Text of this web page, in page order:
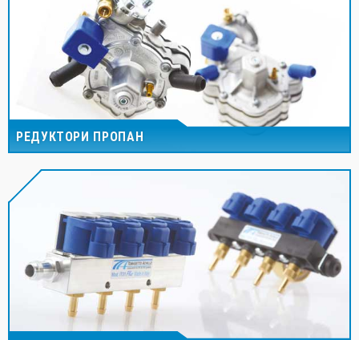
РЕДУКТОРИ ПРОПАН